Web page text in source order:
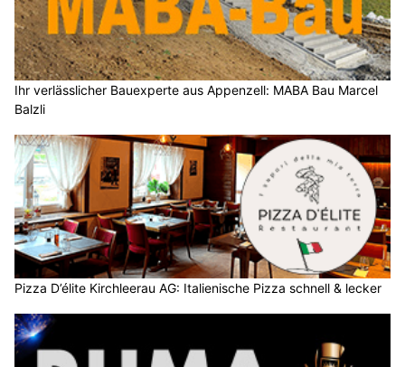
Ihr verlässlicher Bauexperte aus Appenzell: MABA Bau Marcel
Balzli
Pizza D’élite Kirchleerau AG: Italienische Pizza schnell & lecker